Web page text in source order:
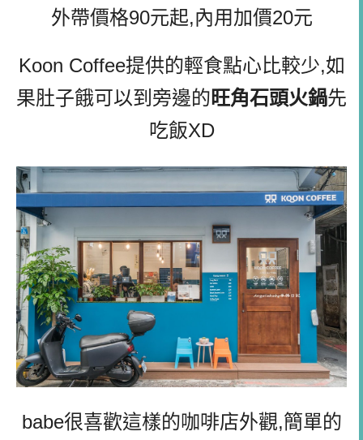
外帶價格90元起,內用加價20元
Koon Coffee提供的輕食點心比較少,如
果肚子餓可以到旁邊的旺角石頭火鍋先
吃飯XD
babe很喜歡這樣的咖啡店外觀,簡單的